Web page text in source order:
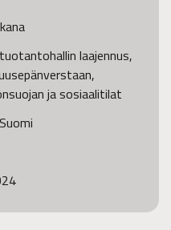
laajennus,
ja sosiaalitilat